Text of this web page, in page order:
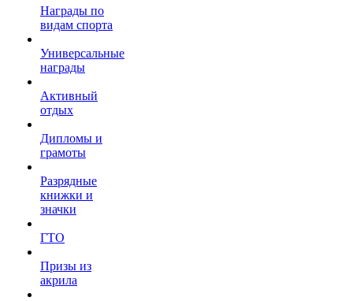
Награды по
видам спорта
Универсальные
награды
Активный
отдых
Дипломы и
грамоты
Разрядные
книжки и
значки
ГТО
Призы из
акрила